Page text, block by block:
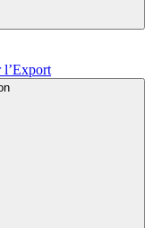
l’Export